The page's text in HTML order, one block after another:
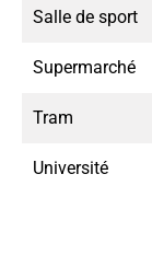
Salle de sport
Supermarché
Tram
Université